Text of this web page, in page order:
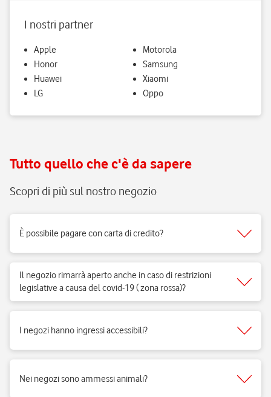
I nostri partner
Apple
Honor
Huawei
LG
Motorola
Samsung
Xiaomi
Oppo
Tutto quello che c'è da sapere
Scopri di più sul nostro negozio
È possibile pagare con carta di credito?
Il negozio rimarrà aperto anche in caso di restrizioni
legislative a causa del covid-19 ( zona rossa)?
I negozi hanno ingressi accessibili?
Nei negozi sono ammessi animali?